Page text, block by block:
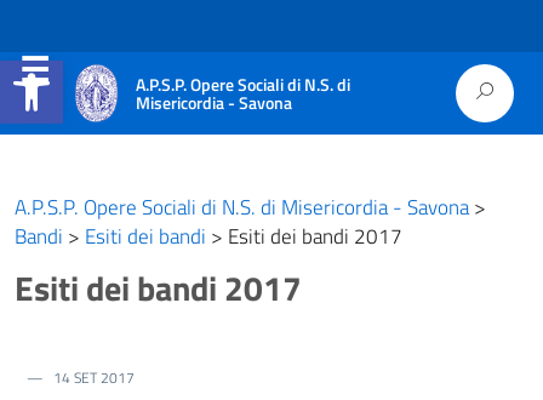
Apri la barra degli strumenti
A.P.S.P. Opere Sociali di N.S. di
Misericordia - Savona
A.P.S.P. Opere Sociali di N.S. di Misericordia - Savona>
Bandi > Esiti dei bandi > Esiti dei bandi 2017
Esiti dei bandi 2017
14 SET 2017